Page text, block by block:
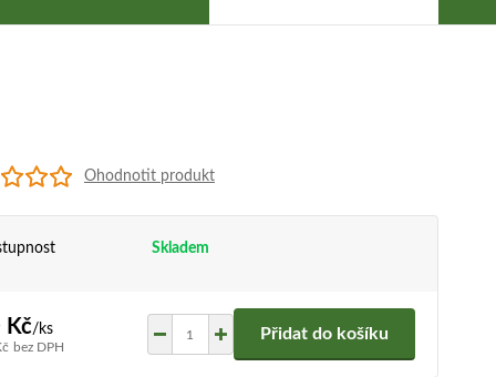
Ohodnotit produkt
Skladem
Kč/ks
bez DPH
Přidat do košíku